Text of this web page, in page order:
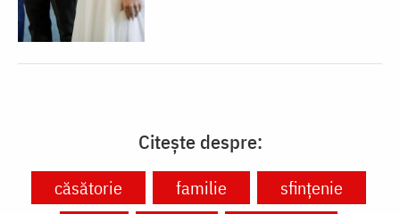
Citește despre:
căsătorie familie
sfințenie